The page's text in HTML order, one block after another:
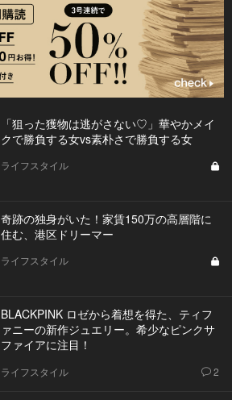
「狙った獲物は逃がさない♡」華やかメイ
クで勝負する女vs素朴さで勝負する女
ライフスタイル
奇跡の独身がいた！家賃150万の高層階に
住む、港区ドリーマー
ライフスタイル
BLACKPINK ロゼから着想を得た、ティフ
ァニーの新作ジュエリー。希少なピンクサ
ファイアに注目！
ライフスタイル 2